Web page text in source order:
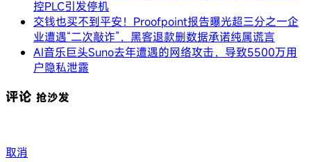
控PLC引发停机
交钱也买不到平安！Proofpoint报告曝光超三分之一企
业遭遇“二次敲诈”，黑客退款删数据承诺纯属谎言
AI音乐巨头Suno去年遭遇的网络攻击，导致5500万用
户隐私泄露
评论 抢沙发
取消